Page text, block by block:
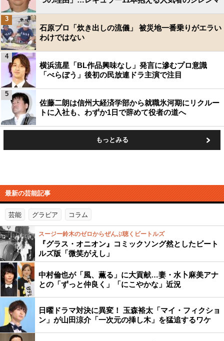
石原プロ「炊き出しの流儀」 被災地一番乗りがエラい
わけではない
3
横浜流星「BL作品興味なし」発言に滲むプロ意識
「べらぼう」後初の民放連ドラ主演で注目
4
佐藤二朗は信州大経済学部から就職氷河期にリクルー
トに入社も、わずか1日で辞めて役者の道へ
5
もっとみる
最新の芸能記事
芸能 グラビア コラム
スージー鈴木のゼロからぜんぶ聴くビートルズ
『グラス・オニオン』コミックソング然としたビート
ルズ版「微笑がえし」
中村倫也が「風、薫る」に大貢献…妻・水卜麻美アナ
との「ずっと仲良く」「にこやかな」近況
日曜ドラマ対決に異変！ 玉森裕太「マイ・フィクショ
ン」が山田涼介「一次元の挿し木」を猛追するワケ